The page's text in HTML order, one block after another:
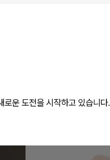
운 도전을 시작하고 있습니다.